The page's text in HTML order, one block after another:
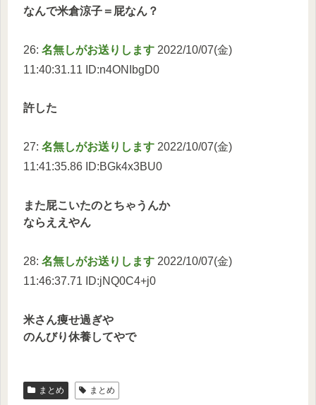
なんで米倉涼子＝屁なん？
26: 名無しがお送りします 2022/10/07(金)
11:40:31.11 ID:n4ONIbgD0
許した
27: 名無しがお送りします 2022/10/07(金)
11:41:35.86 ID:BGk4x3BU0
また屁こいたのとちゃうんか
ならええやん
28: 名無しがお送りします 2022/10/07(金)
11:46:37.71 ID:jNQ0C4+j0
米さん痩せ過ぎや
のんびり休養してやで
まとめ まとめ